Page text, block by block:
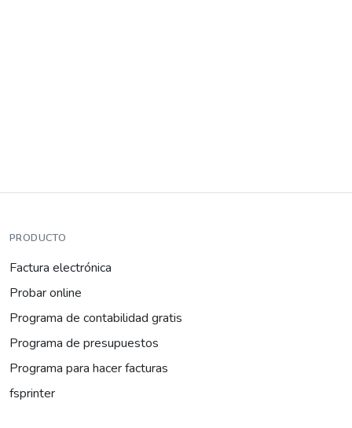
PRODUCTO
Factura electrónica
Probar online
Programa de contabilidad gratis
Programa de presupuestos
Programa para hacer facturas
fsprinter